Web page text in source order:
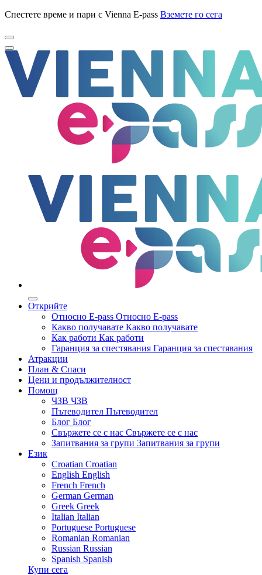
Спестете време и пари с Vienna E-pass Вземете го сега
Открийте
Относно E-pass Относно E-pass
Какво получавате Какво получавате
Как работи Как работи
Гаранция за спестявания Гаранция за спестявания
Атракции
План & Спаси
Цени и продължителност
Помощ
ЧЗВ ЧЗВ
Пътеводител Пътеводител
Блог Блог
Свържете се с нас Свържете се с нас
Запитвания за групи Запитвания за групи
Език
Croatian Croatian
English English
French French
German German
Greek Greek
Italian Italian
Portuguese Portuguese
Romanian Romanian
Russian Russian
Spanish Spanish
Купи сега